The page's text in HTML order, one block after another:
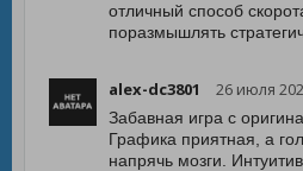
отличный способ
поразмышлять
alex-dc3801 26 июля
Забавная игра с
Графика приятная, а
напрячь мозги.